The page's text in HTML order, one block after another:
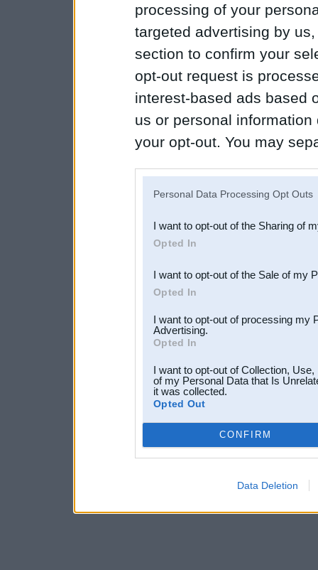
processing of your
targeted advertising by
section to confirm your
opt-out request is
interest-based ads based
us or personal
your opt-out. You may
Downstream Participants
third parties.
Personal Data Processing Opt Outs
I want to opt-out of the Sharing of
Opted In
I want to opt-out of the Sale of my
Opted In
I want to opt-out of processing my
Advertising.
Opted In
I want to opt-out of Collection,
of my Personal Data that Is
it was collected.
Opted Out
CONFIRM
Data Deletion